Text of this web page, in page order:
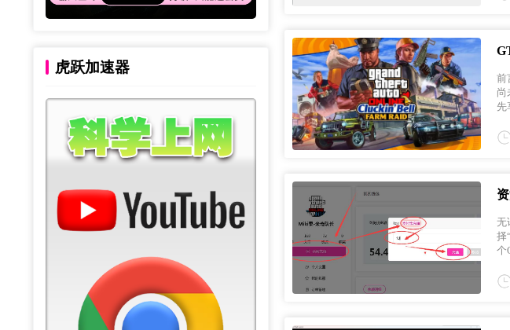
虎跃加速器
前言 尽管大家期待的GTA6发布时间定于2025年，不过那也只是
尚
先
无
择